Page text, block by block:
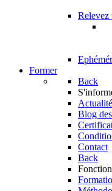
Relevez
Former
Back
Blog
Contact
Back